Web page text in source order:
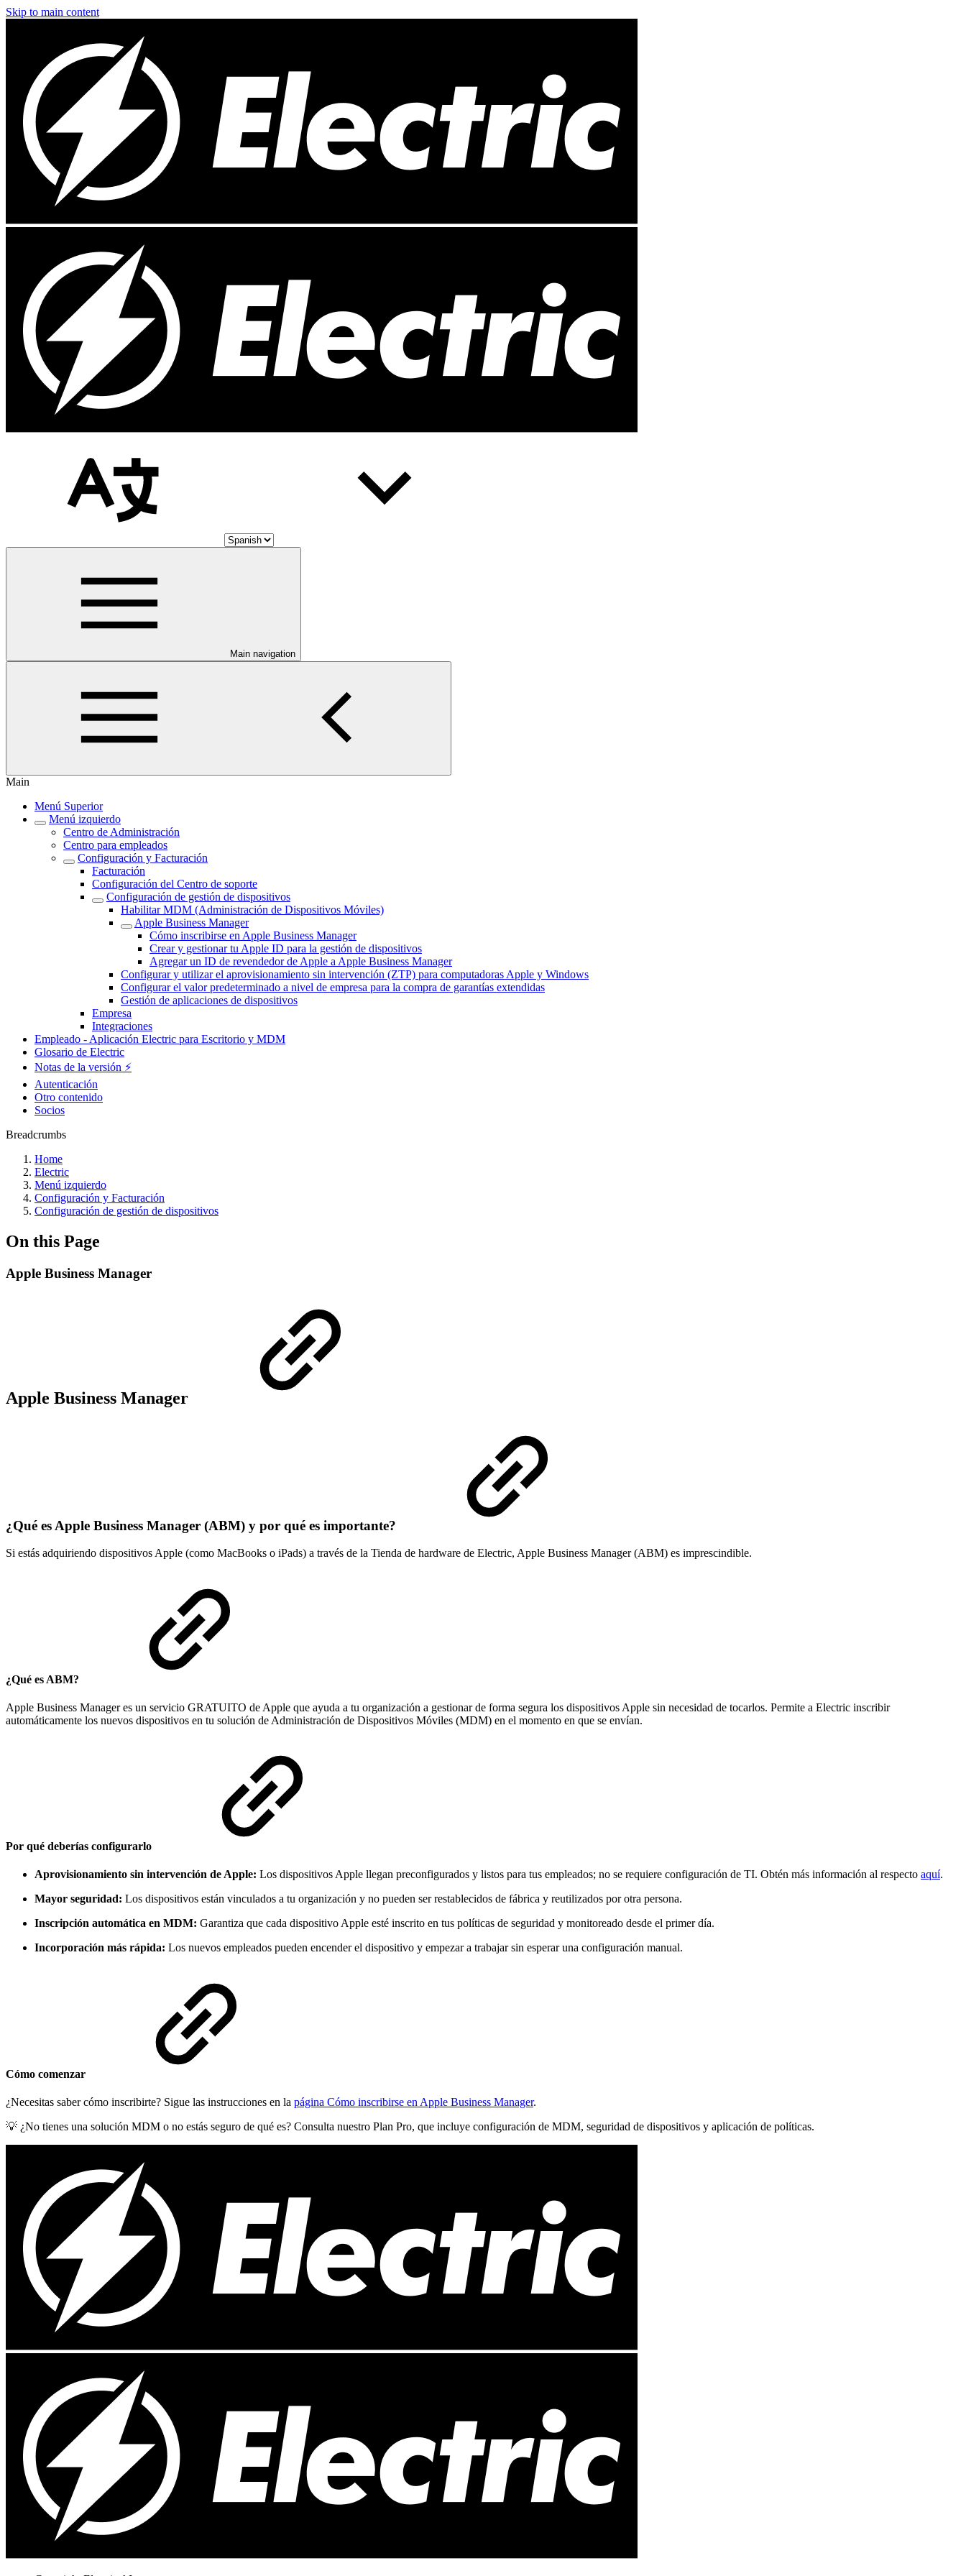
Skip to main content
Main navigation
Main
Menú Superior
Menú izquierdo
Centro de Administración
Centro para empleados
Configuración y Facturación
Facturación
Configuración del Centro de soporte
Configuración de gestión de dispositivos
Habilitar MDM (Administración de Dispositivos Móviles)
Apple Business Manager
Cómo inscribirse en Apple Business Manager
Crear y gestionar tu Apple ID para la gestión de dispositivos
Agregar un ID de revendedor de Apple a Apple Business Manager
Configurar y utilizar el aprovisionamiento sin intervención (ZTP) para computadoras Apple y Windows
Configurar el valor predeterminado a nivel de empresa para la compra de garantías extendidas
Gestión de aplicaciones de dispositivos
Empresa
Integraciones
Empleado - Aplicación Electric para Escritorio y MDM
Glosario de Electric
Notas de la versión ⚡️
Autenticación
Otro contenido
Socios
Breadcrumbs
Home
Electric
Menú izquierdo
Configuración y Facturación
Configuración de gestión de dispositivos
On this Page
Apple Business Manager
Apple Business Manager
¿Qué es Apple Business Manager (ABM) y por qué es importante?
Si estás adquiriendo dispositivos Apple (como MacBooks o iPads) a través de la Tienda de hardware de Electric, Apple Business Manager (ABM) es imprescindible.
¿Qué es ABM?
Apple Business Manager es un servicio GRATUITO de Apple que ayuda a tu organización a gestionar de forma segura los dispositivos Apple sin necesidad de tocarlos. Permite a Electric inscribir
automáticamente los nuevos dispositivos en tu solución de Administración de Dispositivos Móviles (MDM) en el momento en que se envían.
Por qué deberías configurarlo
Aprovisionamiento sin intervención de Apple: Los dispositivos Apple llegan preconfigurados y listos para tus empleados; no se requiere configuración de TI. Obtén más información al respecto aquí.
Mayor seguridad: Los dispositivos están vinculados a tu organización y no pueden ser restablecidos de fábrica y reutilizados por otra persona.
Inscripción automática en MDM: Garantiza que cada dispositivo Apple esté inscrito en tus políticas de seguridad y monitoreado desde el primer día.
Incorporación más rápida: Los nuevos empleados pueden encender el dispositivo y empezar a trabajar sin esperar una configuración manual.
Cómo comenzar
¿Necesitas saber cómo inscribirte? Sigue las instrucciones en la página Cómo inscribirse en Apple Business Manager.
💡 ¿No tienes una solución MDM o no estás seguro de qué es? Consulta nuestro Plan Pro, que incluye configuración de MDM, seguridad de dispositivos y aplicación de políticas.